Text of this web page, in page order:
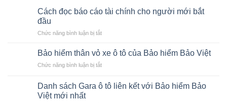
Cách đọc báo cáo tài chính cho người mới bắt
đầu
Chức năng bình luận bị tắtở
cáo
chính
Bảo hiểm thân vỏ xe ô tô của Bảo hiểm Bảo Việt
Chức năng bình luận bị tắtở
hiểm
thân
Danh sách Gara ô tô liên kết với Bảo hiểm Bảo
Việt mới nhất